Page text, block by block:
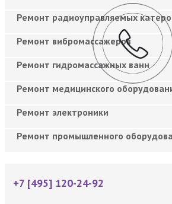
Ремонт радиоуправляемых
Ремонт вибромассажеров
Ремонт гидромассажных ванн
Ремонт медицинского
Ремонт электроники
Ремонт промышленного
+7 [495] 120-24-92